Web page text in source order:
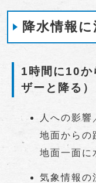
降水情報
1時間に10か
ザーと降る）
人への影響
地面からの
地面一面に
気象情報の